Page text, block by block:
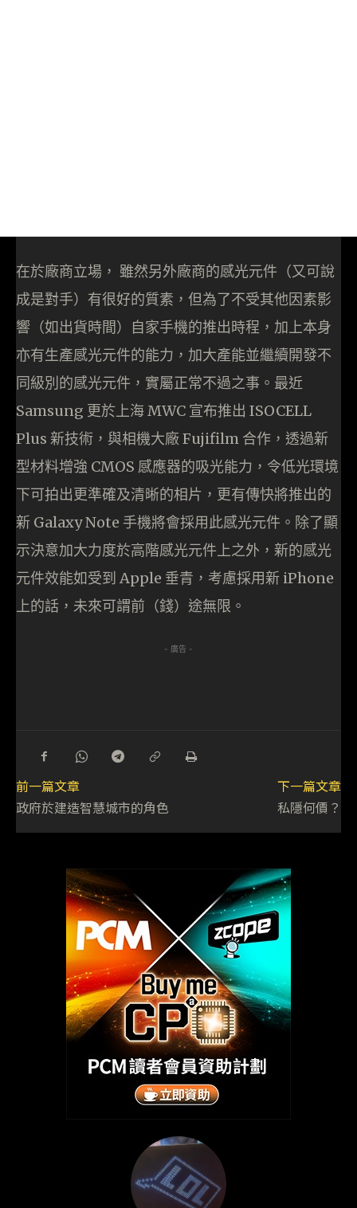
在於廠商立場， 雖然另外廠商的感光元件（又可說
成是對手）有很好的質素，但為了不受其他因素影
響（如出貨時間）自家手機的推出時程，加上本身
亦有生產感光元件的能力，加大產能並繼續開發不
同級別的感光元件，實屬正常不過之事。最近
Samsung 更於上海 MWC 宣布推出 ISOCELL
Plus 新技術，與相機大廠 Fujifilm 合作，透過新
型材料增強 CMOS 感應器的吸光能力，令低光環境
下可拍出更準確及清晰的相片，更有傳快將推出的
新 Galaxy Note 手機將會採用此感光元件。除了顯
示決意加大力度於高階感光元件上之外，新的感光
元件效能如受到 Apple 垂青，考慮採用新 iPhone
上的話，未來可謂前（錢）途無限。
- 廣告 -
前一篇文章
政府於建造智慧城市的角色
下一篇文章
私隱何價？